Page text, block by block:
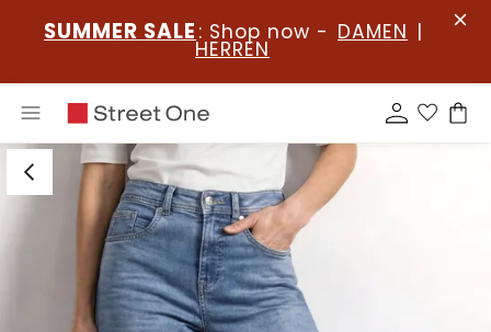
SUMMER SALE : Shop now - DAMEN |
HERREN